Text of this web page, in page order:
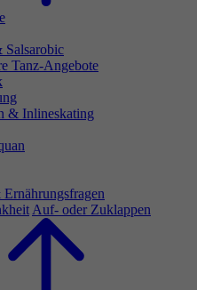
Salsarobic
Tanz-Angebote
& Inlineskating
Auf- oder Zuklappen